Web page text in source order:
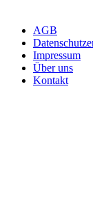
AGB
Impressum
Über uns
Kontakt